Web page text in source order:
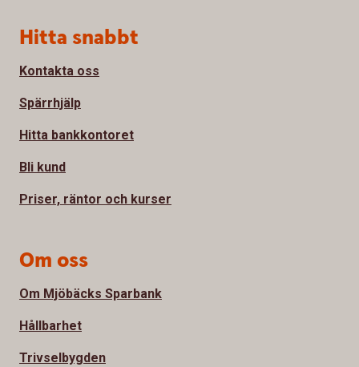
Sidfot
Hitta snabbt
Kontakta oss
Spärrhjälp
Hitta bankkontoret
Bli kund
Priser, räntor och kurser
Om oss
Om Mjöbäcks Sparbank
Hållbarhet
Trivselbygden